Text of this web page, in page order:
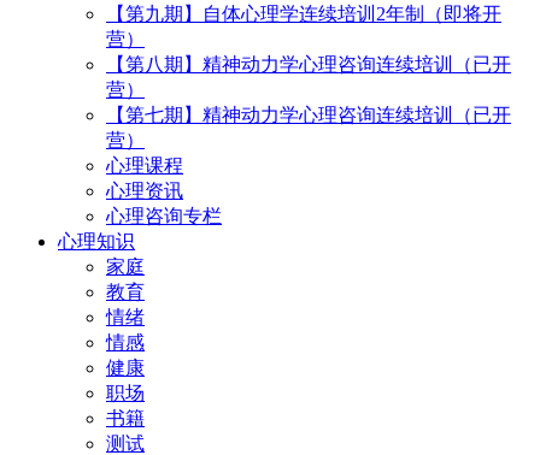
【第九期】自体心理学连续培训2年制（即将开
营）
【第八期】精神动力学心理咨询连续培训（已开
营）
【第七期】精神动力学心理咨询连续培训（已开
营）
心理课程
心理资讯
心理咨询专栏
心理知识
家庭
教育
情绪
情感
健康
职场
书籍
测试